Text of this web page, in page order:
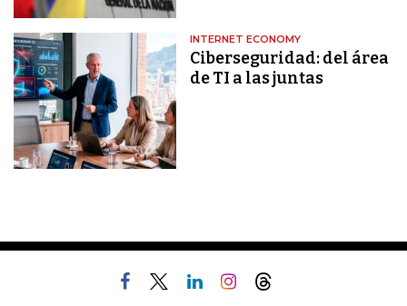
INTERNET ECONOMY
Ciberseguridad: del área
de TI a las juntas